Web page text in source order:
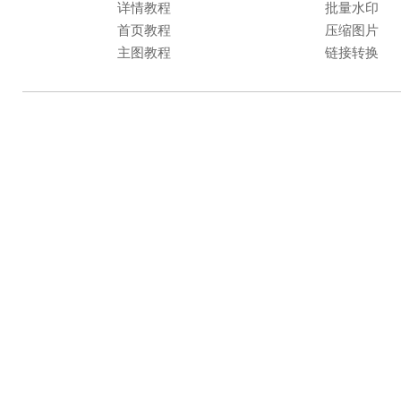
详情教程
批量水印
首页教程
压缩图片
主图教程
链接转换